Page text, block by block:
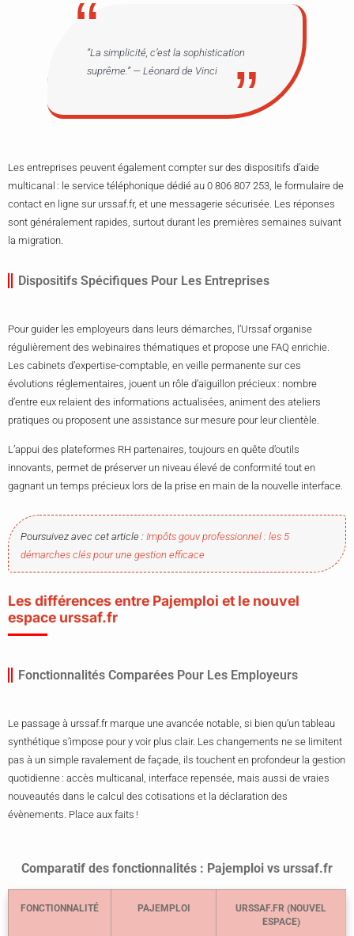
“La simplicité, c’est la sophistication
suprême.” — Léonard de Vinci
Les entreprises peuvent également compter sur des dispositifs d’aide
multicanal : le service téléphonique dédié au 0 806 807 253, le formulaire de
contact en ligne sur urssaf.fr, et une messagerie sécurisée. Les réponses
sont généralement rapides, surtout durant les premières semaines suivant
la migration.
Dispositifs Spécifiques Pour Les Entreprises
Pour guider les employeurs dans leurs démarches, l’Urssaf organise
régulièrement des webinaires thématiques et propose une FAQ enrichie.
Les cabinets d’expertise-comptable, en veille permanente sur ces
évolutions réglementaires, jouent un rôle d’aiguillon précieux : nombre
d’entre eux relaient des informations actualisées, animent des ateliers
pratiques ou proposent une assistance sur mesure pour leur clientèle.
L’appui des plateformes RH partenaires, toujours en quête d’outils
innovants, permet de préserver un niveau élevé de conformité tout en
gagnant un temps précieux lors de la prise en main de la nouvelle interface.
Poursuivez avec cet article : Impôts gouv professionnel : les 5
démarches clés pour une gestion efficace
Les différences entre Pajemploi et le nouvel
espace urssaf.fr
Fonctionnalités Comparées Pour Les Employeurs
Le passage à urssaf.fr marque une avancée notable, si bien qu’un tableau
synthétique s’impose pour y voir plus clair. Les changements ne se limitent
pas à un simple ravalement de façade, ils touchent en profondeur la gestion
quotidienne : accès multicanal, interface repensée, mais aussi de vraies
nouveautés dans le calcul des cotisations et la déclaration des
évènements. Place aux faits !
Comparatif des fonctionnalités : Pajemploi vs urssaf.fr
FONCTIONNALITÉ PAJEMPLOI
URSSAF.FR (NOUVEL
ESPACE)